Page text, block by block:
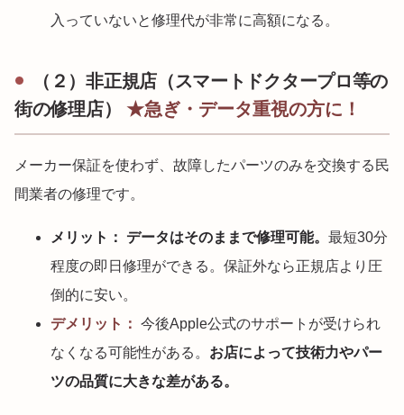
入っていないと修理代が非常に高額になる。
（２）非正規店（スマートドクタープロ等の
街の修理店） ★急ぎ・データ重視の方に！
メーカー保証を使わず、故障したパーツのみを交換する民
間業者の修理です。
メリット： データはそのままで修理可能。 最短30分
程度の即日修理ができる。保証外なら正規店より圧
倒的に安い。
デメリット： 今後Apple公式のサポートが受けられ
なくなる可能性がある。 お店によって技術力やパー
ツの品質に大きな差がある。